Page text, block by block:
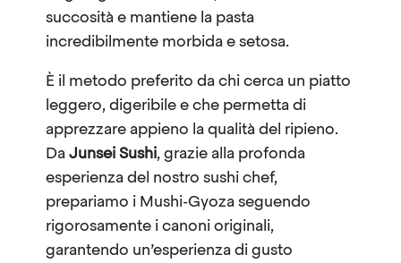
succosità e mantiene la pasta
incredibilmente morbida e setosa.
È il metodo preferito da chi cerca un piatto
leggero, digeribile e che permetta di
apprezzare appieno la qualità del ripieno.
Da Junsei Sushi, grazie alla profonda
esperienza del nostro sushi chef,
prepariamo i Mushi-Gyoza seguendo
rigorosamente i canoni originali,
garantendo un’esperienza di gusto